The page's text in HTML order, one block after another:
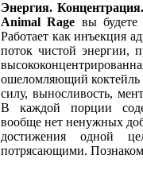
Энергия.
Animal Rage вы будете
Работает как инъекция
поток чистой энергии,
ошеломляющий коктейль
силу, выносливость,
В каждой порции
вообще нет ненужных
достижения одной
потрясающими.